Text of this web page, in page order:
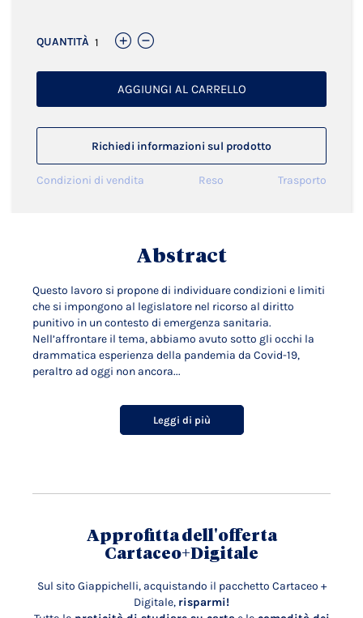
QUANTITÀ
AGGIUNGI AL CARRELLO
Richiedi informazioni sul prodotto
Condizioni di vendita Reso Trasporto
Abstract
Questo lavoro si propone di individuare condizioni e limiti
che si impongono al legislatore nel ricorso al diritto
punitivo in un contesto di emergenza sanitaria.
Nell’affrontare il tema, abbiamo avuto sotto gli occhi la
drammatica esperienza della pandemia da Covid-19,
peraltro ad oggi non ancora...
Leggi di più
Approfitta dell'offerta
Cartaceo+Digitale
Sul sito Giappichelli, acquistando il pacchetto Cartaceo +
Digitale, risparmi!